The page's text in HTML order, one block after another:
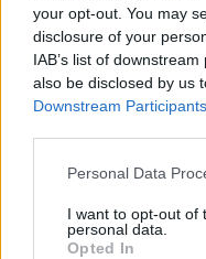
your opt-out. You may
disclosure of your
IAB’s list of
also be disclosed by us
Downstream Participants
Personal Data
I want to opt-out of
personal data.
Opted In
НАЈЧИТАНИ
СЕ